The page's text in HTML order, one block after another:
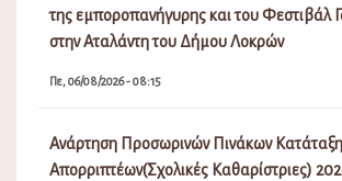
της εμποροπανήγυρης και του Φεστιβάλ
στην Αταλάντη του Δήμου Λοκρών
Πε, 06/08/2026 - 08:15
Ανάρτηση Προσωρινών Πινάκων
Απορριπτέων(Σχολικές Καθαρίστριες)